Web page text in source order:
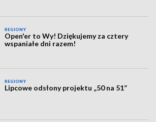
REGIONY
Open'er to Wy! Dziękujemy za cztery
wspaniałe dni razem!
REGIONY
Lipcowe odsłony projektu „50 na 51”